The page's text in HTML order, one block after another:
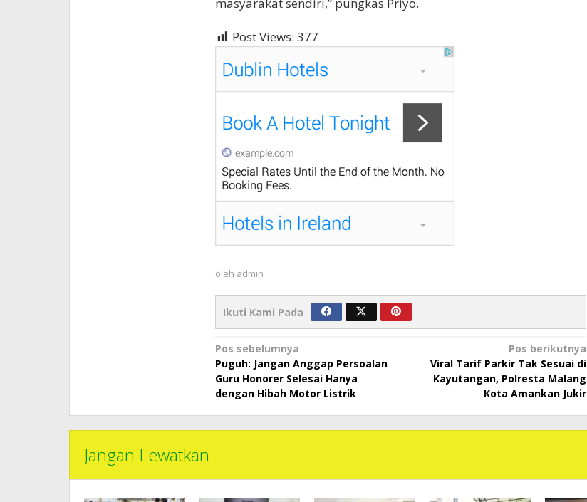
Post Views: 377
oleh admin
Ikuti Kami Pada
Navigasi
pos
Pos sebelumnya
Puguh: Jangan Anggap Persoalan
Guru Honorer Selesai Hanya
dengan Hibah Motor Listrik
Pos berikutnya
Viral Tarif Parkir Tak Sesuai di
Kayutangan, Polresta Malang
Kota Amankan Jukir
Jangan Lewatkan